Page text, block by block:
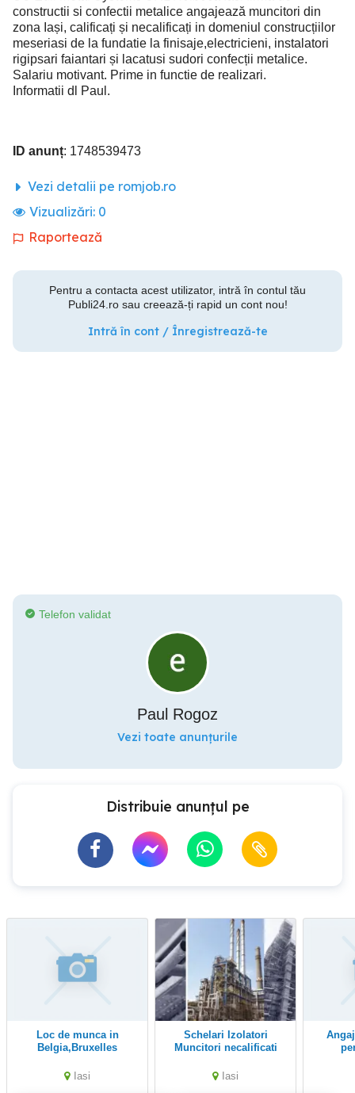
constructii si confectii metalice angajează muncitori din
zona Iași, calificați și necalificați in domeniul construcțiilor
meseriasi de la fundatie la finisaje,electricieni, instalatori
rigipsari faiantari și lacatusi sudori confecții metalice.
Salariu motivant. Prime in functie de realizari.
Informatii dl Paul.
ID anunț: 1748539473
Vezi detalii pe romjob.ro
Vizualizări: 0
Raportează
Pentru a contacta acest utilizator, intră în contul tău
Publi24.ro sau creează-ți rapid un cont nou!
Intră în cont / Înregistrează-te
Telefon validat
Paul Rogoz
Vezi toate anunțurile
Distribuie anunțul pe
Loc de munca in
Belgia,Bruxelles
Iasi
Schelari Izolatori
Muncitori necalificati
Iasi
Angajam muncitori